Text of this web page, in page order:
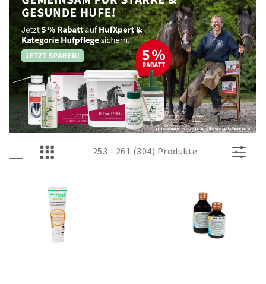
253 - 261 (304) Produkte